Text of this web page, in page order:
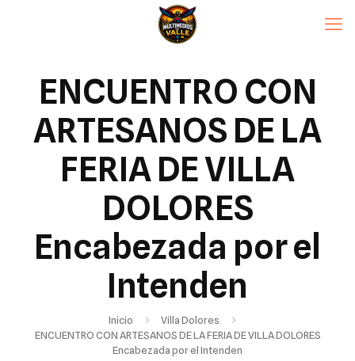
ENCUENTRO CON
ARTESANOS DE LA
FERIA DE VILLA
DOLORES
Encabezada por el
Intenden
Inicio
Villa Dolores
ENCUENTRO CON ARTESANOS DE LA FERIA DE VILLA DOLORES
Encabezada por el Intenden